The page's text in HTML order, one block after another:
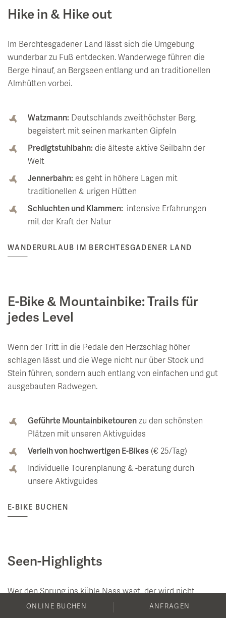
Hike in & Hike out
Im Berchtesgadener Land lässt sich die Umgebung
wunderbar zu Fuß entdecken. Wanderwege führen die
Berge hinauf, an Bergseen entlang und an traditionellen
Almhütten vorbei.
Watzmann: Deutschlands zweithöchster Berg,
begeistert mit seinen markanten Gipfeln
Predigtstuhlbahn: die älteste aktive Seilbahn der
Welt
Jennerbahn: es geht in höhere Lagen mit
traditionellen & urigen Hütten
Schluchten und Klammen: intensive Erfahrungen
mit der Kraft der Natur
WANDERURLAUB IM BERCHTESGADENER LAND
E-Bike & Mountainbike: Trails für
jedes Level
Wenn der Tritt in die Pedale den Herzschlag höher
schlagen lässt und die Wege nicht nur über Stock und
Stein führen, sondern auch entlang von einfachen und gut
ausgebauten Radwegen.
Geführte Mountainbiketouren zu den schönsten
Plätzen mit unseren Aktivguides
Verleih von hochwertigen E-Bikes (€ 25/Tag)
Individuelle Tourenplanung & -beratung durch
unsere Aktivguides
E-BIKE BUCHEN
Seen-Highlights
Wer den Sprung ins kühle Nass wagt, der wird nicht
enttäuscht. Eine Vielzahl an Seen sorgen für die perfekte
ONLINE BUCHEN ANFRAGEN